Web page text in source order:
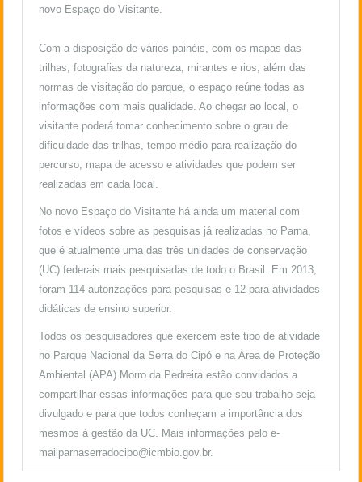
novo Espaço do Visitante.
Com a disposição de vários painéis, com os mapas das
trilhas, fotografias da natureza, mirantes e rios, além das
normas de visitação do parque, o espaço reúne todas as
informações com mais qualidade. Ao chegar ao local, o
visitante poderá tomar conhecimento sobre o grau de
dificuldade das trilhas, tempo médio para realização do
percurso, mapa de acesso e atividades que podem ser
realizadas em cada local.
No novo Espaço do Visitante há ainda um material com
fotos e vídeos sobre as pesquisas já realizadas no Parna,
que é atualmente uma das três unidades de conservação
(UC) federais mais pesquisadas de todo o Brasil. Em 2013,
foram 114 autorizações para pesquisas e 12 para atividades
didáticas de ensino superior.
Todos os pesquisadores que exercem este tipo de atividade
no Parque Nacional da Serra do Cipó e na Área de Proteção
Ambiental (APA) Morro da Pedreira estão convidados a
compartilhar essas informações para que seu trabalho seja
divulgado e para que todos conheçam a importância dos
mesmos à gestão da UC. Mais informações pelo e-
mail parnaserradocipo@icmbio.gov.br.